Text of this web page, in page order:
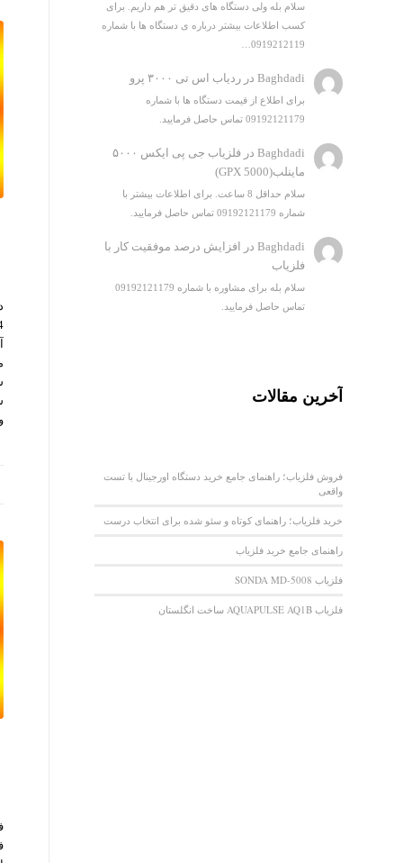
سلام بله ولی دستگاه های دقیق تر هم داریم. برای
کسب اطلاعات بیشتر درباره ی دستگاه ها با شماره
0919212119…
Baghdadi درردیاب اس تی ۳۰۰۰ پرو
برای اطلاع از قیمت دستگاه ها با شماره
09192121179 تماس حاصل فرمایید.
Baghdadi در
فلزیاب جی پی ایکس ۵۰۰۰
ماینلب(GPX 5000)
سلام حداقل 8 ساعت. برای اطلاعات بیشتر با
شماره 09192121179 تماس حاصل فرمایید.
Baghdadi در
افزایش درصد موفقیت کار با
فلزیاب
سلام بله برای مشاوره با شماره 09192121179
تماس حاصل فرمایید.
آخرین مقالات
فروش فلزیاب؛ راهنمای جامع خرید دستگاه اورجینال با تست
واقعی
خرید فلزیاب؛ راهنمای کوتاه و سئو شده برای انتخاب درست
راهنمای جامع خرید فلزیاب
فلزیاب SONDA MD-5008
فلزیاب AQUAPULSE AQ1B ساخت انگلستان